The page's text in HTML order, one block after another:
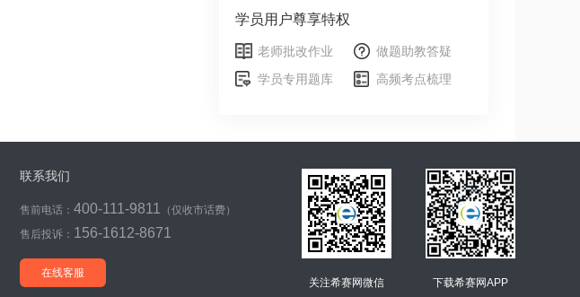
学员用户尊享特权
老师批改作业
做题助教答疑
学员专用题库
高频考点梳理
联系我们
售前电话： 400-111-9811
（仅收市话费）
售后投诉： 156-1612-8671
在线客服
关注希赛网微信 下载希赛网APP